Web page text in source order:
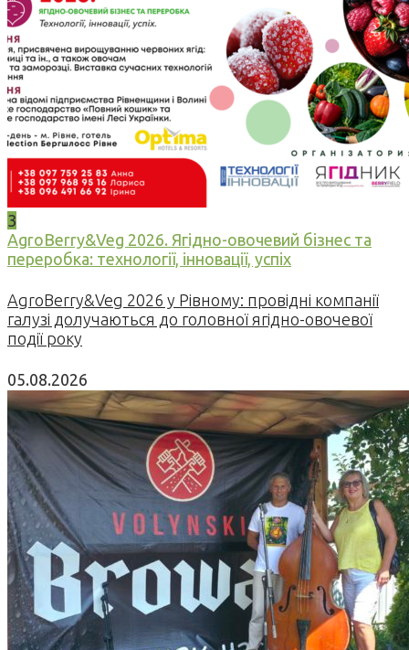
3
AgroBerry&Veg 2026. Ягідно-овочевий бізнес та
переробка: технології, інновації, успіх
AgroBerry&Veg 2026 у Рівному: провідні компанії
галузі долучаються до головної ягідно-овочевої
події року
05.08.2026